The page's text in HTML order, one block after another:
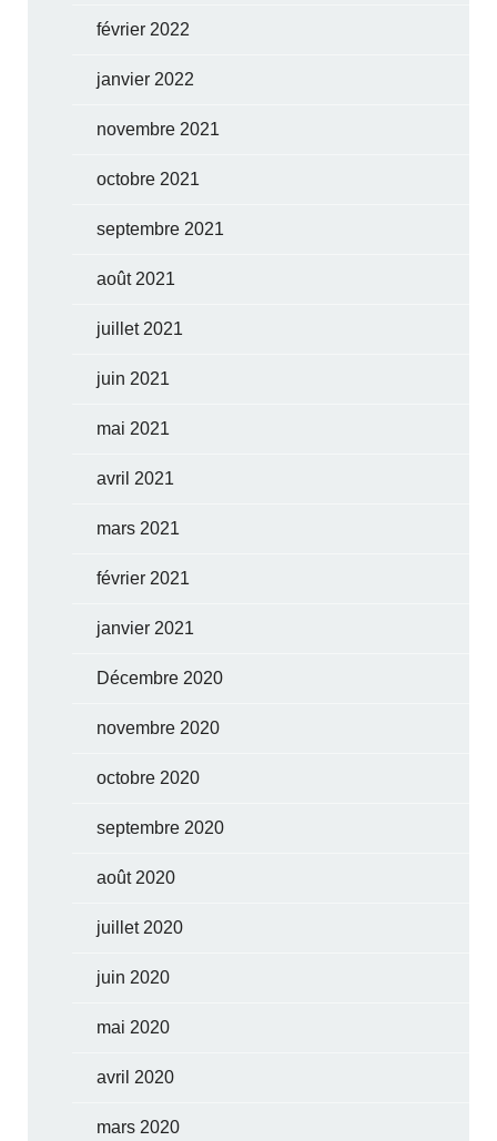
février 2022
janvier 2022
novembre 2021
octobre 2021
septembre 2021
août 2021
juillet 2021
juin 2021
mai 2021
avril 2021
mars 2021
février 2021
janvier 2021
Décembre 2020
novembre 2020
octobre 2020
septembre 2020
août 2020
juillet 2020
juin 2020
mai 2020
avril 2020
mars 2020